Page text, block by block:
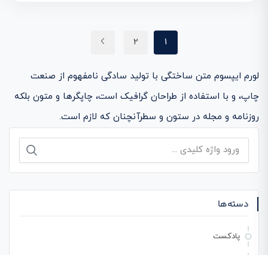
1
2
لورم ایپسوم متن ساختگی با تولید سادگی نامفهوم از صنعت
چاپ، و با استفاده از طراحان گرافیک است، چاپگرها و متون بلکه
روزنامه و مجله در ستون و سطرآنچنان که لازم است.
جستجو
برای:
دسته‌ها
پادکست